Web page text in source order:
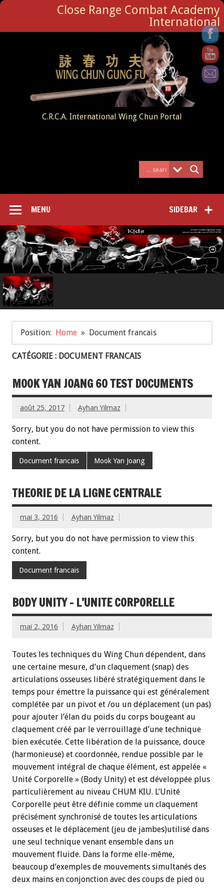
Close Range Combat Academy
International
C.R.C.A. International Wing Chun Portal
SIDEBAR
MENU
Position: Home Document francais
CATÉGORIE : DOCUMENT FRANCAIS
MOOK YAN JOANG 60 TEST DOCUMENTS
août 25, 2017 Ayhan Yilmaz
Sorry, but you do not have permission to view this
content.
Document francais Mook Yan Joang
THEORIE DE LA LIGNE CENTRALE
mai 3, 2016 Ayhan Yilmaz
Sorry, but you do not have permission to view this
content.
Document francais
BODY UNITY – L’UNITE CORPORELLE
mai 2, 2016 Ayhan Yilmaz
Toutes les techniques du Wing Chun dépendent, dans
une certaine mesure, d’un claquement (snap) des
articulations osseuses libéré stratégiquement dans le
temps pour émettre la puissance qui est généralement
complétée par un pivot et /ou un déplacement (un pas)
pour ajouter l’élan du poids du corps bougeant au
claquement créé par le verrouillage d’une technique
bien exécutée. Cette libération de la puissance, douce
(harmonieuse) et coordonnée, rendue possible par le
mouvement intégral de chaque élément, est appelée «
Unité Corporelle » (Body Unity) et est développée plus
particulièrement au niveau CHUM KIU. L’Unité
Corporelle peut être définie comme un claquement
précisément synchronisé de toutes les articulations
osseuses et le déplacement (jeu de jambes)utilisé dans
une seul technique venant ensemble dans un
mouvement fluide. Dans la forme elle-même,
beaucoup d’exemples de mouvements simultanés des
deux mains en conjonction avec des coups de pied ou